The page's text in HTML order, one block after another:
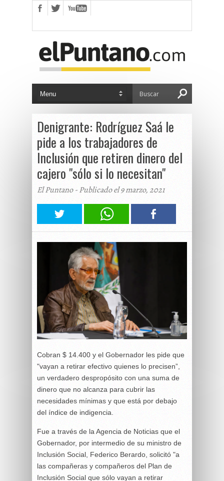
Denigrante: Rodríguez Saá le
pide a los trabajadores de
Inclusión que retiren dinero del
cajero "sólo si lo necesitan"
El Puntano - Publicado el 9 marzo, 2021
Cobran $ 14.400 y el Gobernador les pide que
"vayan a retirar efectivo quienes lo precisen”,
un verdadero despropósito con una suma de
dinero que no alcanza para cubrir las
necesidades mínimas y que está por debajo
del índice de indigencia.
Fue a través de la Agencia de Noticias que el
Gobernador, por intermedio de su ministro de
Inclusión Social, Federico Berardo, solicitó "a
las compañeras y compañeros del Plan de
Inclusión Social que sólo vayan a retirar